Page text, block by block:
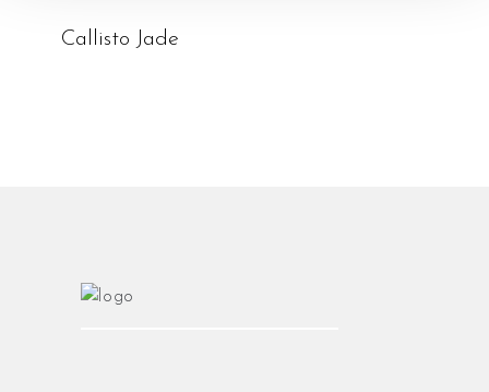
Callisto Jade